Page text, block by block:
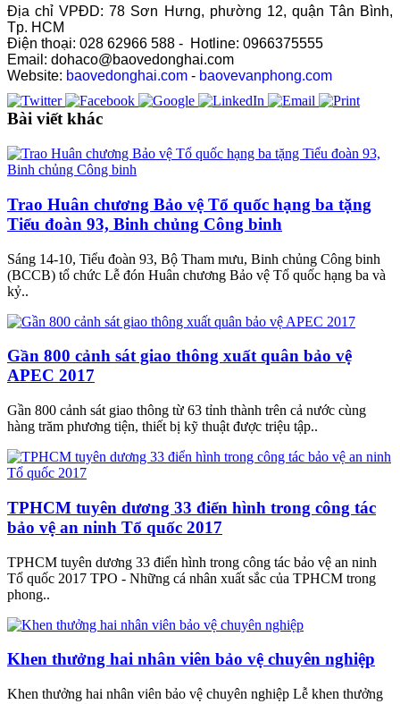
Địa chỉ VPĐD: 78 Sơn Hưng, phường 12, quận Tân Bình,
Tp. HCM
Điện thoại: 028 62966 588 - Hotline: 0966375555
Email: dohaco@baovedonghai.com
Website: baovedonghai.com - baovevanphong.com
Bài viết khác
Trao Huân chương Bảo vệ Tổ quốc hạng ba tặng
Tiểu đoàn 93, Binh chủng Công binh
Sáng 14-10, Tiểu đoàn 93, Bộ Tham mưu, Binh chủng Công binh
(BCCB) tổ chức Lễ đón Huân chương Bảo vệ Tổ quốc hạng ba và
kỷ..
Gần 800 cảnh sát giao thông xuất quân bảo vệ
APEC 2017
Gần 800 cảnh sát giao thông từ 63 tỉnh thành trên cả nước cùng
hàng trăm phương tiện, thiết bị kỹ thuật được triệu tập..
TPHCM tuyên dương 33 điển hình trong công tác
bảo vệ an ninh Tổ quốc 2017
TPHCM tuyên dương 33 điển hình trong công tác bảo vệ an ninh
Tổ quốc 2017 TPO - Những cá nhân xuất sắc của TPHCM trong
phong..
Khen thưởng hai nhân viên bảo vệ chuyên nghiệp
Khen thưởng hai nhân viên bảo vệ chuyên nghiệp Lễ khen thưởng